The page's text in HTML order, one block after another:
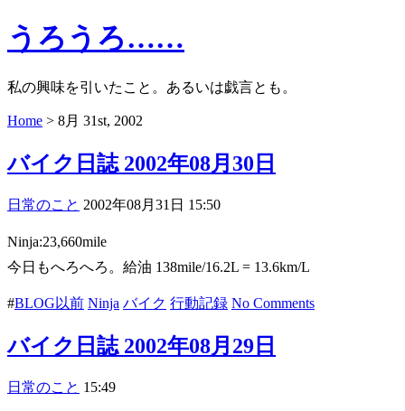
うろうろ……
私の興味を引いたこと。あるいは戯言とも。
Home > 8月 31st, 2002
バイク日誌 2002年08月30日
日常のこと 2002年08月31日 15:50
Ninja:23,660mile
今日もへろへろ。給油 138mile/16.2L = 13.6km/L
#BLOG以前 Ninja バイク 行動記録 No Comments
バイク日誌 2002年08月29日
日常のこと 15:49